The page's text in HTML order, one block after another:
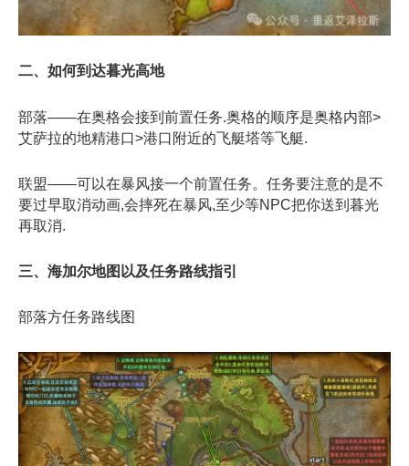
二、如何到达暮光高地
部落——在奥格会接到前置任务.奥格的顺序是奥格内部>
艾萨拉的地精港口>港口附近的飞艇塔等飞艇.
联盟——可以在暴风接一个前置任务。任务要注意的是不
要过早取消动画,会摔死在暴风,至少等NPC把你送到暮光
再取消.
三、海加尔地图以及任务路线指引
部落方任务路线图